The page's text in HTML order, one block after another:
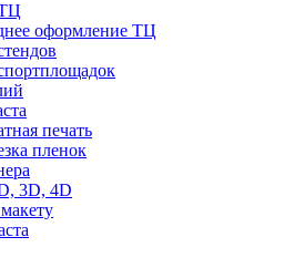
оформление ТЦ
печать
пленок
3D, 4D